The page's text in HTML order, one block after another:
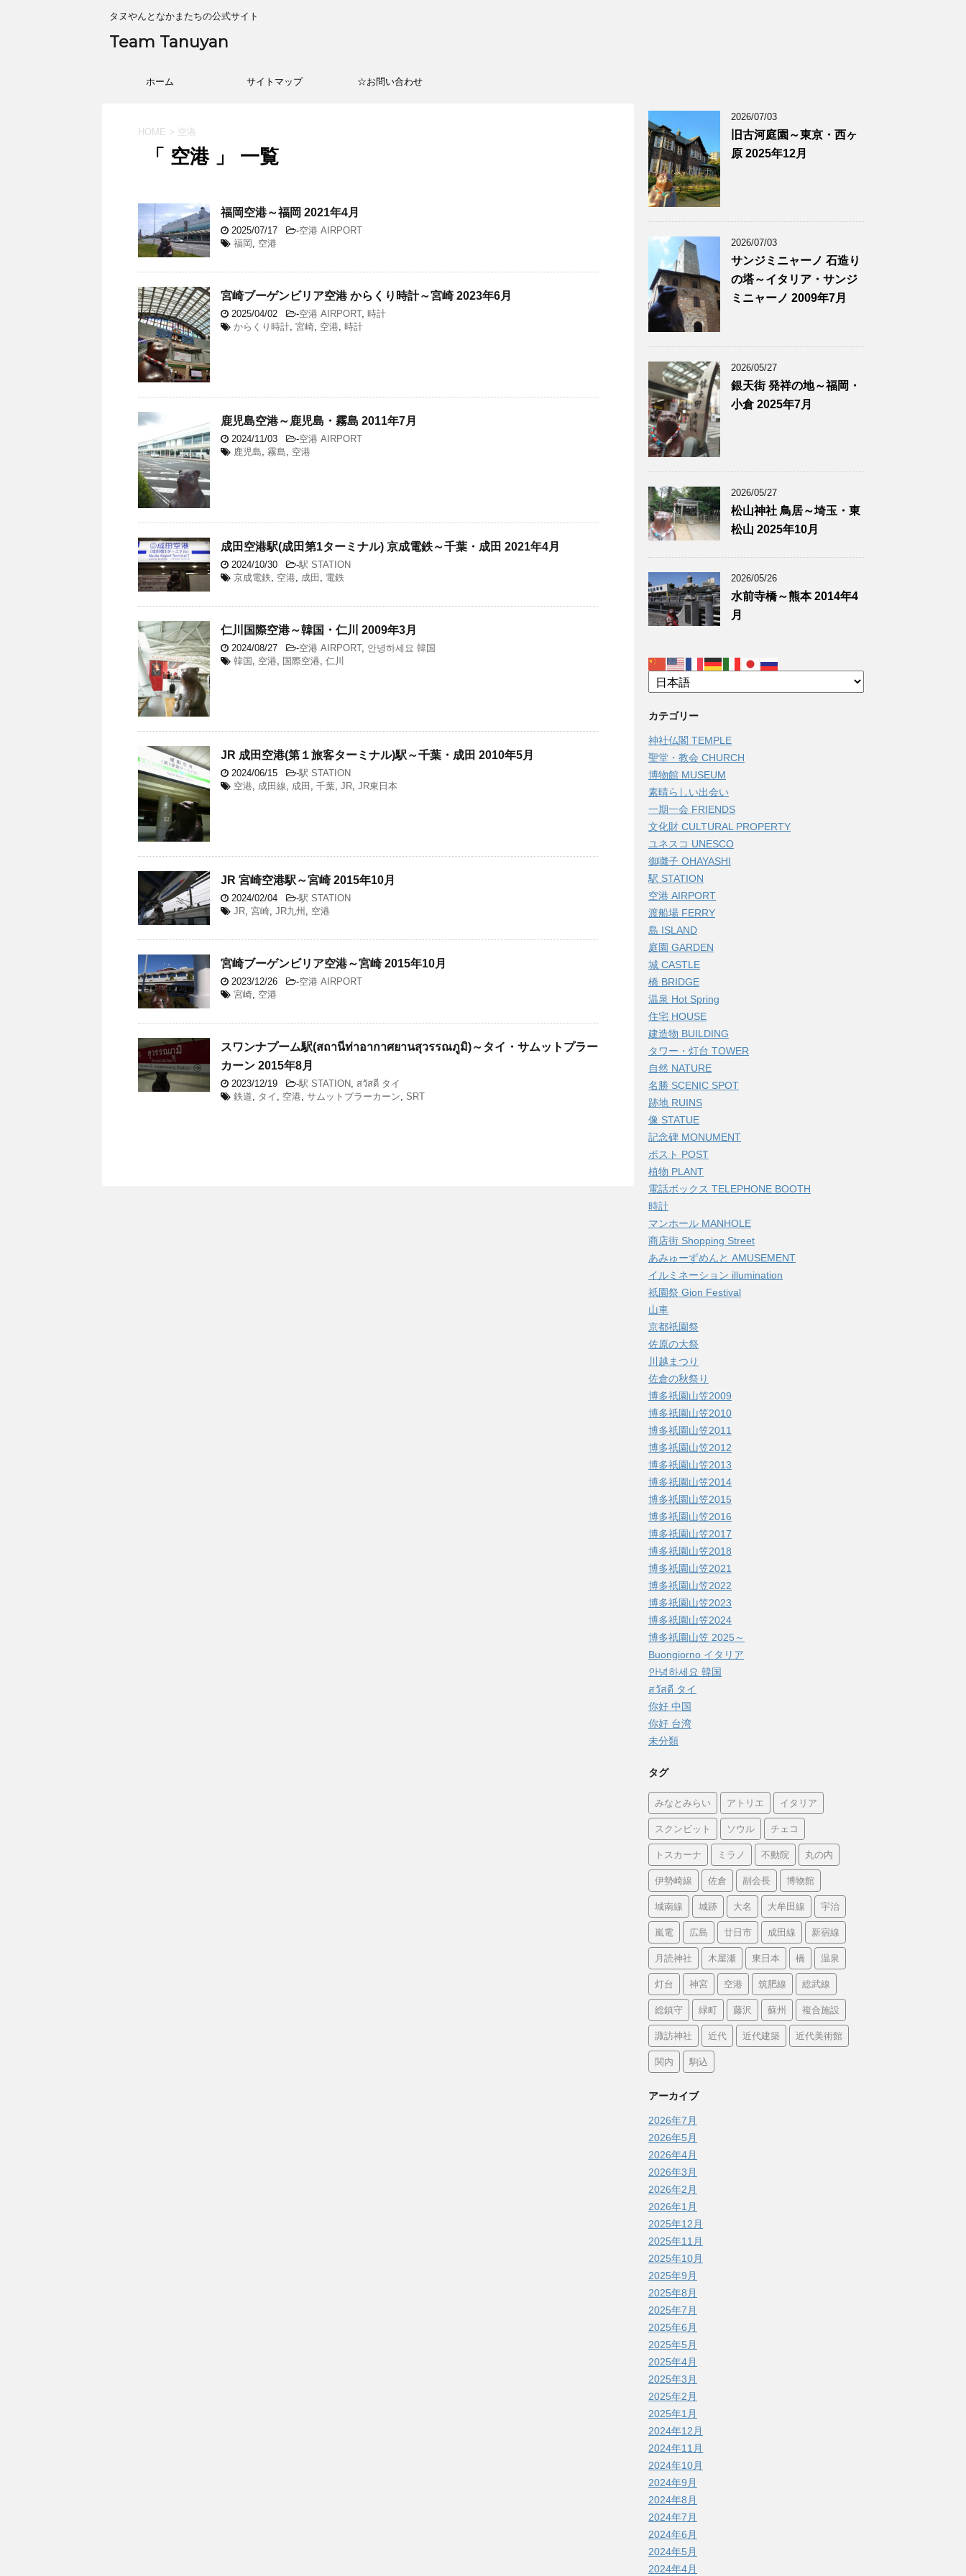
タヌやんとなかまたちの公式サイト
Team Tanuyan
ホーム サイトマップ ☆お問い合わせ
HOME > 空港
「 空港 」 一覧
福岡空港～福岡 2021年4月
2025/07/17 -空港 AIRPORT
福岡 , 空港
宮崎ブーゲンビリア空港 からくり時計～宮崎 2023年6月
2025/04/02 -空港 AIRPORT, 時計
からくり時計, 宮崎, 空港, 時計
鹿児島空港～鹿児島・霧島 2011年7月
2024/11/03 -空港 AIRPORT
鹿児島, 霧島, 空港
成田空港駅(成田第1ターミナル) 京成電鉄～千葉・成田 2021年4月
2024/10/30 -駅 STATION
京成電鉄
空港 成田 電鉄
仁川国際空港～韓国・仁川 2009年3月
2024/08/27 -空港 AIRPORT, 안녕하세요 韓国
韓国
空港 国際空港 仁川
JR 成田空港(第１旅客ターミナル)駅～千葉・成田 2010年5月
2024/06/15 -駅 STATION
空港 成田線 成田 千葉 JR JR東日本
JR 宮崎空港駅～宮崎 2015年10月
2024/02/04 -駅 STATION
JR, 宮崎, JR九州 , 空港
宮崎ブーゲンビリア空港～宮崎 2015年10月
2023/12/26 -空港 AIRPORT
宮崎, 空港
スワンナプーム駅(สถานีท่าอากาศยานสุวรรณภูมิ)～タイ・サムットプラー
カーン 2015年8月
2023/12/19 -駅 STATION, สวัสดี タイ
鉄道, タイ , 空港, サムットプラーカーン, SRT
2026/07/03
旧古河庭園～東京・西ヶ
原 2025年12月
2026/07/03
サンジミニャーノ 石造り
の塔～イタリア・サンジ
ミニャーノ 2009年7月
2026/05/27
銀天街 発祥の地～福岡・
小倉 2025年7月
2026/05/27
松山神社 鳥居～埼玉・東
松山 2025年10月
2026/05/26
水前寺橋～熊本 2014年4
月
カテゴリー
神社仏閣 TEMPLE
聖堂・教会 CHURCH
博物館 MUSEUM
素晴らしい出会い
一期一会 FRIENDS
文化財 CULTURAL PROPERTY
ユネスコ UNESCO
御囃子 OHAYASHI
駅 STATION
空港 AIRPORT
渡船場 FERRY
島 ISLAND
庭園 GARDEN
城 CASTLE
橋 BRIDGE
温泉 Hot Spring
住宅 HOUSE
建造物 BUILDING
タワー・灯台 TOWER
自然 NATURE
名勝 SCENIC SPOT
跡地 RUINS
像 STATUE
記念碑 MONUMENT
ポスト POST
植物 PLANT
電話ボックス TELEPHONE BOOTH
時計
マンホール MANHOLE
商店街 Shopping Street
あみゅーずめんと AMUSEMENT
イルミネーション illumination
祇園祭 Gion Festival
山車
京都祇園祭
佐原の大祭
川越まつり
佐倉の秋祭り
博多祇園山笠2009
博多祇園山笠2010
博多祇園山笠2011
博多祇園山笠2012
博多祇園山笠2013
博多祇園山笠2014
博多祇園山笠2015
博多祇園山笠2016
博多祇園山笠2017
博多祇園山笠2018
博多祇園山笠2021
博多祇園山笠2022
博多祇園山笠2023
博多祇園山笠2024
博多祇園山笠 2025～
Buongiorno イタリア
안녕하세요 韓国
สวัสดี タイ
你好 中国
你好 台湾
未分類
タグ
みなとみらい アトリエ イタリア
スクンビット ソウル チェコ
トスカーナ ミラノ 不動院 丸の内
伊勢崎線 佐倉 副会長 博物館
城南線 城跡 大名 大牟田線 宇治
嵐電 広島 廿日市 成田線 新宿線
月読神社 木屋瀬 東日本 橋 温泉
灯台 神宮 空港 筑肥線 総武線
総鎮守 緑町 藤沢 蘇州 複合施設
諏訪神社 近代 近代建築 近代美術館
関内 駒込
アーカイブ
2026年7月
2026年5月
2026年4月
2026年3月
2026年2月
2026年1月
2025年12月
2025年11月
2025年10月
2025年9月
2025年8月
2025年7月
2025年6月
2025年5月
2025年4月
2025年3月
2025年2月
2025年1月
2024年12月
2024年11月
2024年10月
2024年9月
2024年8月
2024年7月
2024年6月
2024年5月
2024年4月